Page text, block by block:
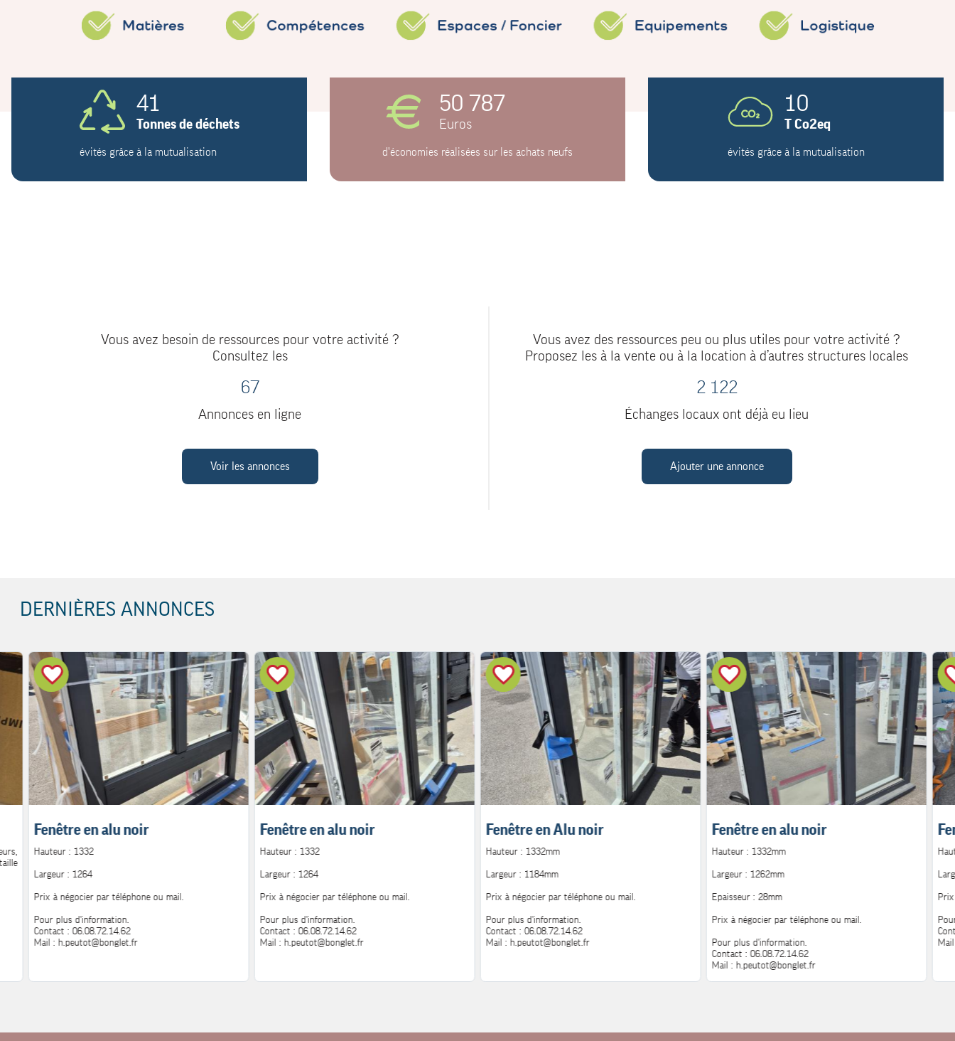
41
Tonnes de déchets
évités grâce à la mutualisation
50 787
Euros
d'économies réalisées sur les achats neufs
10
T Co2eq
évités grâce à la mutualisation
Vous avez besoin de ressources pour votre activité ?
Consultez les
67
Annonces en ligne
Voir les annonces
Vous avez des ressources peu ou plus utiles pour votre activité ?
Proposez les à la vente ou à la location à d’autres structures locales
2 122
Échanges locaux ont déjà eu lieu
Ajouter une annonce
DERNIÈRES ANNONCES
Fenêtre en alu noir
Hauteur : 1332
Largeur : 1264
Prix à négocier par téléphone ou mail.
Pour plus d'information.
Contact : 06.08.72.14.62
Mail : h.peutot@bonglet.fr
Fenêtre en alu noir
Hauteur : 1332
Largeur : 1264
Prix à négocier par téléphone ou mail.
Pour plus d'information.
Contact : 06.08.72.14.62
Mail : h.peutot@bonglet.fr
Fenêtre en Alu noir
Hauteur : 1332mm
Largeur : 1184mm
Prix à négocier par téléphone ou mail.
Pour plus d'information.
Contact : 06.08.72.14.62
Mail : h.peutot@bonglet.fr
Fenêtre en alu noir
Hauteur : 1332mm
Largeur : 1262mm
Epaisseur : 28mm
Prix à négocier par téléphone ou mail.
Pour plus d'information.
Contact : 06.08.72.14.62
Mail : h.peutot@bonglet.fr